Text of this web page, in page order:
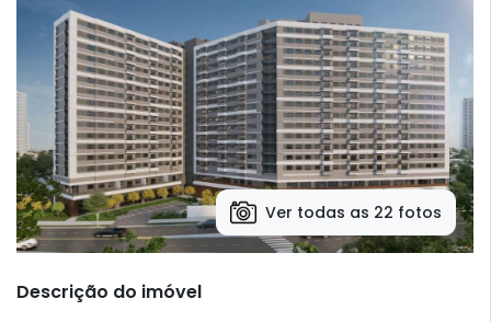
Ver todas as 22 fotos
Descrição do imóvel